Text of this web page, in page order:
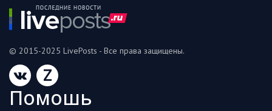
© 2015-2025 LivePosts - Все права защищены.
Z
Помошь